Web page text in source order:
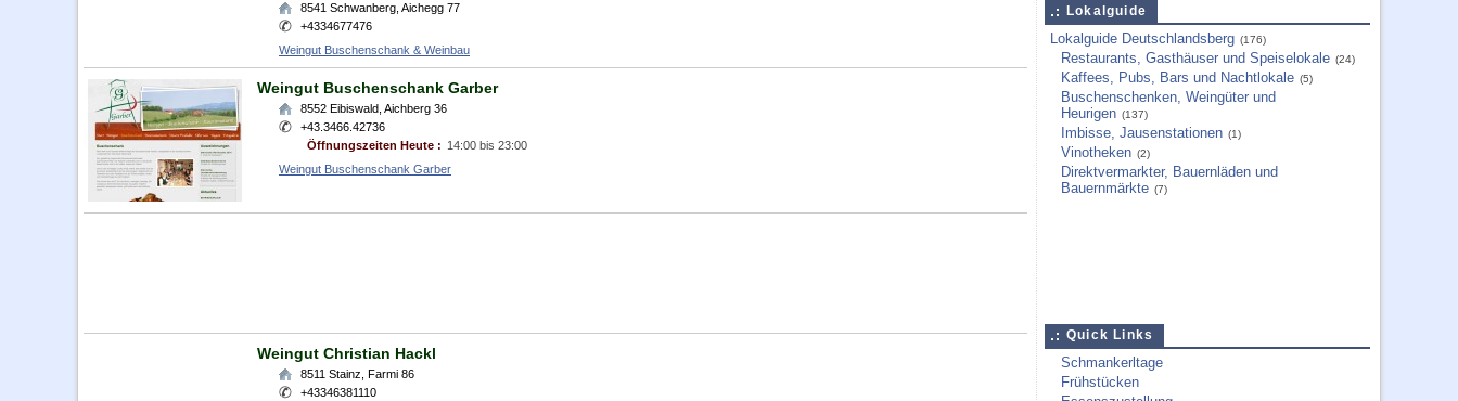
8541 Schwanberg Aichegg 77
+4334677476
Weingut Buschenschank & Weinbau
Weingut Buschenschank Garber
8552 Eibiswald Aichberg 36
+43.3466.42736
Öffnungszeiten Heute : 14:00 bis 23:00
Weingut Buschenschank Garber
Weingut Christian Hackl
8511 Stainz Farmi 86
+43346381110
Lokalguide
Lokalguide Deutschlandsberg (176)
Restaurants, Gasthäuser und Speiselokale (24)
Kaffees, Pubs, Bars und Nachtlokale (5)
Buschenschenken, Weingüter und
Heurigen (137)
Imbisse, Jausenstationen (1)
Vinotheken (2)
Direktvermarkter, Bauernläden und
Bauernmärkte (7)
Quick Links
Schmankerltage
Frühstücken